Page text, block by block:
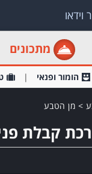
וידאו
מתכונים
הומור ופנאי
> מן הטבע
קבלת